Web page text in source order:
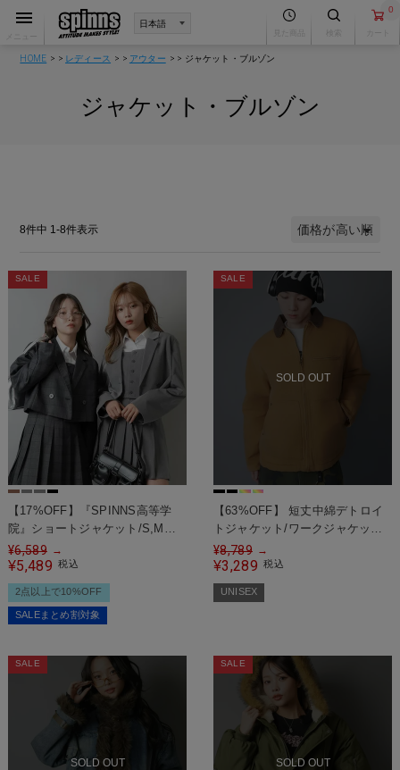
0
HOME レディース アウター ジャケット・ブルゾン
ジャケット・ブルゾン
価格が高い順
8件中 1-8件表示
SALE
【17%OFF】『SPINNS高等学
院』ショートジャケット/S,Mサ
イズ/4色展開/セットアップ
¥6,589 →
¥5,489 税込
2点以上で10%OFF
SALEまとめ割対象
SOLD OUT
SALE
【63%OFF】 短丈中綿デトロイ
トジャケット/ワークジャケット/
ユニセックス
¥8,789 →
¥3,289 税込
UNISEX
SOLD OUT
SALE
SOLD OUT
SALE